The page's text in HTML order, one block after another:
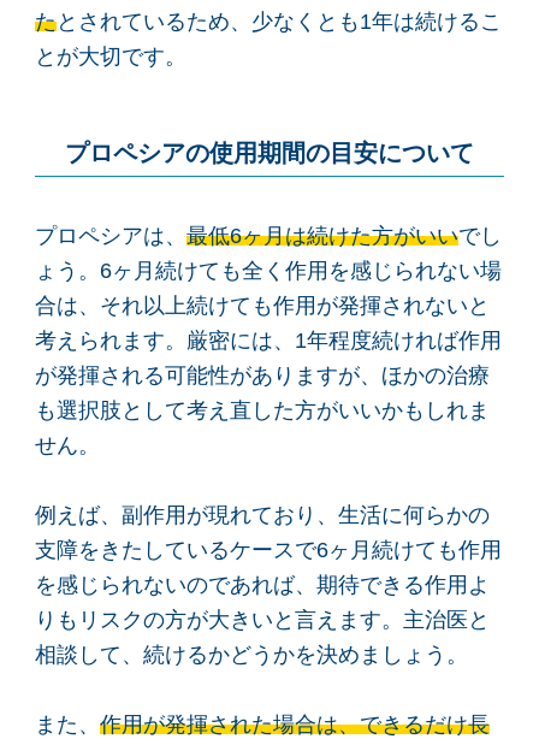
たとされているため、少なくとも1年は続けるこ
とが大切です。
プロペシアの使用期間の目安について
プロペシアは、最低6ヶ月は続けた方がいいでし
ょう。6ヶ月続けても全く作用を感じられない場
合は、それ以上続けても作用が発揮されないと
考えられます。厳密には、1年程度続ければ作用
が発揮される可能性がありますが、ほかの治療
も選択肢として考え直した方がいいかもしれま
せん。
例えば、副作用が現れており、生活に何らかの
支障をきたしているケースで6ヶ月続けても作用
を感じられないのであれば、期待できる作用よ
りもリスクの方が大きいと言えます。主治医と
相談して、続けるかどうかを決めましょう。
また、作用が発揮された場合は、できるだけ長